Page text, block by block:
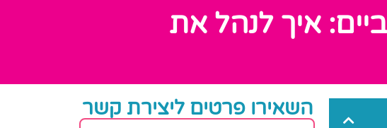
איך לנהל את
השאירו פרטים ליצירת קשר